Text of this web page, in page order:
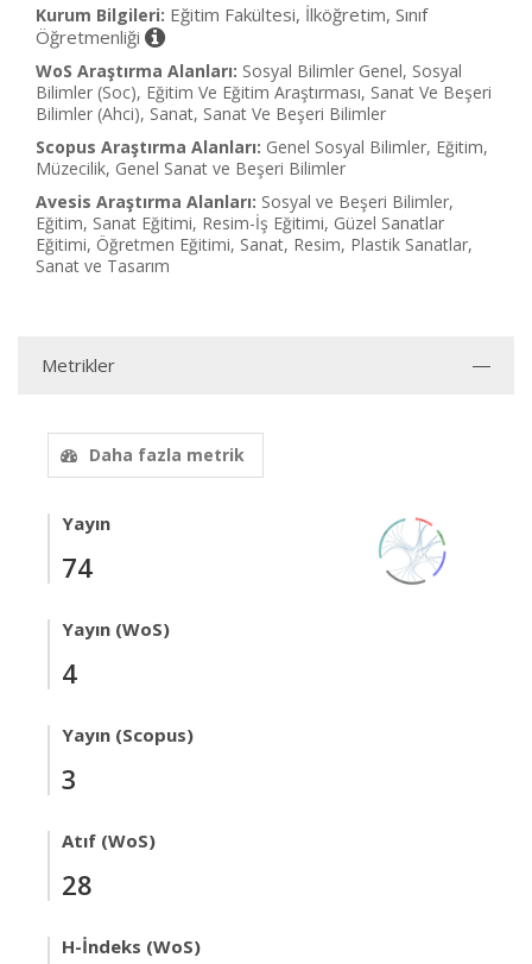
Kurum Bilgileri: Eğitim Fakültesi, İlköğretim, Sınıf
Öğretmenliği
WoS Araştırma Alanları: Sosyal Bilimler Genel, Sosyal
Bilimler (Soc), Eğitim Ve Eğitim Araştırması, Sanat Ve Beşeri
Bilimler (Ahci), Sanat, Sanat Ve Beşeri Bilimler
Scopus Araştırma Alanları: Genel Sosyal Bilimler, Eğitim,
Müzecilik, Genel Sanat ve Beşeri Bilimler
Avesis Araştırma Alanları: Sosyal ve Beşeri Bilimler,
Eğitim, Sanat Eğitimi, Resim-İş Eğitimi, Güzel Sanatlar
Eğitimi, Öğretmen Eğitimi, Sanat, Resim, Plastik Sanatlar,
Sanat ve Tasarım
Metrikler
Daha fazla metrik
Yayın
74
Yayın (WoS)
4
Yayın (Scopus)
3
Atıf (WoS)
28
H-İndeks (WoS)